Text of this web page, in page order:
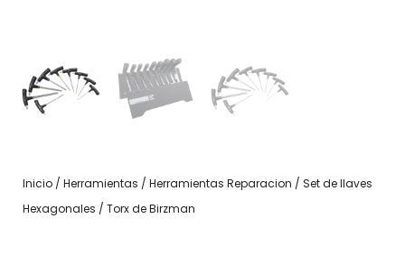
Inicio / Herramientas / Herramientas Reparacion / Set de llaves
Hexagonales / Torx de Birzman